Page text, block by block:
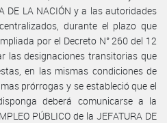
DE LA NACIÓN y a las autoridades
durante el plazo que
por el Decreto N° 260 del 12
las designaciones transitorias que
en las mismas condiciones de
prórrogas y se estableció que el
deberá comunicarse a la
PÚBLICO de la JEFATURA DE